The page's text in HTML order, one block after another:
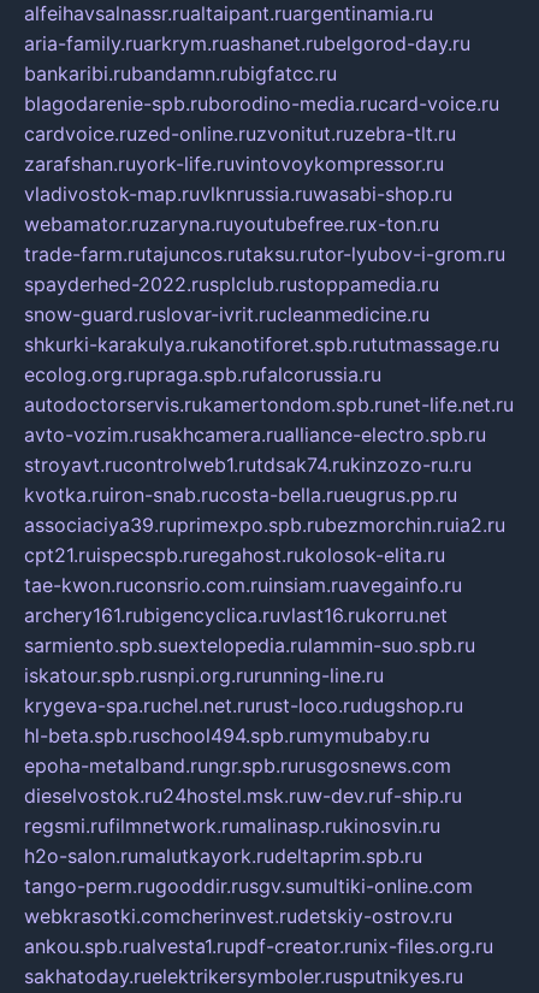
alfeihavsalnassr.rualtaipant.ruargentinamia.ru
aria-family.ruarkrym.ruashanet.rubelgorod-day.ru
bankaribi.rubandamn.rubigfatcc.ru
blagodarenie-spb.ruborodino-media.rucard-voice.ru
cardvoice.ruzed-online.ruzvonitut.ruzebra-tlt.ru
zarafshan.ruyork-life.ruvintovoykompressor.ru
vladivostok-map.ruvlknrussia.ruwasabi-shop.ru
webamator.ruzaryna.ruyoutubefree.rux-ton.ru
trade-farm.rutajuncos.rutaksu.rutor-lyubov-i-grom.ru
spayderhed-2022.rusplclub.rustoppamedia.ru
snow-guard.ruslovar-ivrit.rucleanmedicine.ru
shkurki-karakulya.rukanotiforet.spb.rututmassage.ru
ecolog.org.rupraga.spb.rufalcorussia.ru
autodoctorservis.rukamertondom.spb.runet-life.net.ru
avto-vozim.rusakhcamera.rualliance-electro.spb.ru
stroyavt.rucontrolweb1.rutdsak74.rukinzozo-ru.ru
kvotka.ruiron-snab.rucosta-bella.rueugrus.pp.ru
associaciya39.ruprimexpo.spb.rubezmorchin.ruia2.ru
cpt21.ruispecspb.ruregahost.rukolosok-elita.ru
tae-kwon.ruconsrio.com.ruinsiam.ruavegainfo.ru
archery161.rubigencyclica.ruvlast16.rukorru.net
sarmiento.spb.suextelopedia.rulammin-suo.spb.ru
iskatour.spb.rusnpi.org.rurunning-line.ru
krygeva-spa.ruchel.net.rurust-loco.rudugshop.ru
hl-beta.spb.ruschool494.spb.rumymubaby.ru
epoha-metalband.rungr.spb.rurusgosnews.com
dieselvostok.ru24hostel.msk.ruw-dev.ruf-ship.ru
regsmi.rufilmnetwork.rumalinasp.rukinosvin.ru
h2o-salon.rumalutkayork.rudeltaprim.spb.ru
tango-perm.rugooddir.rusgv.sumultiki-online.com
webkrasotki.comcherinvest.rudetskiy-ostrov.ru
ankou.spb.rualvesta1.rupdf-creator.runix-files.org.ru
sakhatoday.ruelektrikersymboler.rusputnikyes.ru